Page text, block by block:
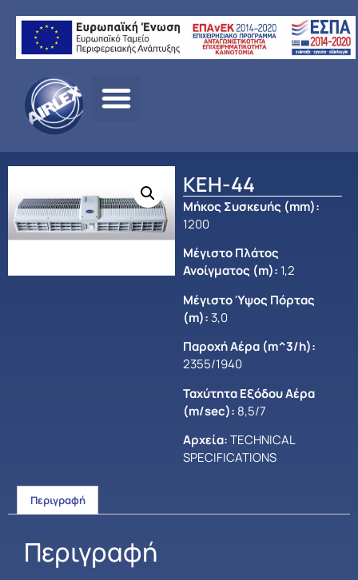
σελίδα/ΠΡΟΪΟΝΤΑ
ΚΕΗ-44
Μήκος Συσκευής (mm):
1200
Μέγιστο Πλάτος
Ανοίγματος (m): 1,2
Μέγιστο Ύψος Πόρτας
(m): 3,0
Παροχή Αέρα (m^3/h):
2355/1940
Ταχύτητα Εξόδου Αέρα
(m/sec): 8,5/7
Αρχεία:TECHNICAL
SPECIFICATIONS
Περιγραφή
Περιγραφή